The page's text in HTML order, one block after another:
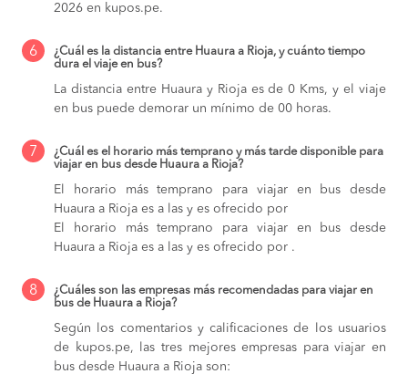
2026 en kupos.pe.
6
¿Cuál es la distancia entre Huaura a Rioja, y cuánto tiempo
dura el viaje en bus?
La distancia entre Huaura y Rioja es de 0 Kms, y el viaje
en bus puede demorar un mínimo de 00 horas.
7
¿Cuál es el horario más temprano y más tarde disponible para
viajar en bus desde Huaura a Rioja?
El horario más temprano para viajar en bus desde
Huaura a Rioja es a las y es ofrecido por
El horario más temprano para viajar en bus desde
Huaura a Rioja es a las y es ofrecido por .
8
¿Cuáles son las empresas más recomendadas para viajar en
bus de Huaura a Rioja?
Según los comentarios y calificaciones de los usuarios
de kupos.pe, las tres mejores empresas para viajar en
bus desde Huaura a Rioja son: